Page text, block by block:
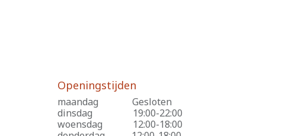
Openingstijden
maandag
​Gesloten
dinsdag
​19:00-22:00
woensdag
​12:00-18:00